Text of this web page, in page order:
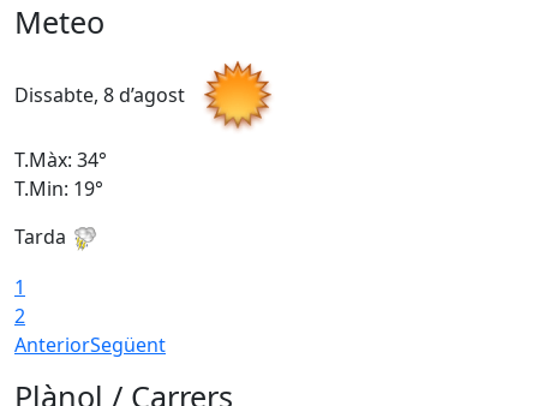
Meteo
Dissabte, 8 d’agost
T.Màx: 34°
T.Min: 19°
Tarda
1
2
AnteriorSegüent
Plànol / Carrers